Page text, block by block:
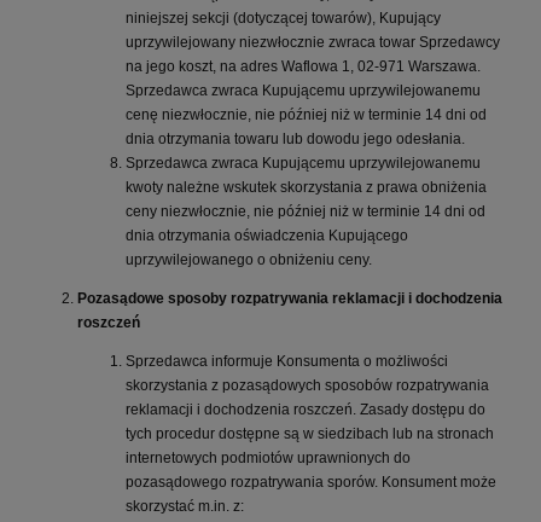
niniejszej sekcji (dotyczącej towarów), Kupujący
uprzywilejowany niezwłocznie zwraca towar Sprzedawcy
na jego koszt, na adres Waflowa 1, 02-971 Warszawa.
Sprzedawca zwraca Kupującemu uprzywilejowanemu
cenę niezwłocznie, nie później niż w terminie 14 dni od
dnia otrzymania towaru lub dowodu jego odesłania.
Sprzedawca zwraca Kupującemu uprzywilejowanemu
kwoty należne wskutek skorzystania z prawa obniżenia
ceny niezwłocznie, nie później niż w terminie 14 dni od
dnia otrzymania oświadczenia Kupującego
uprzywilejowanego o obniżeniu ceny.
Pozasądowe sposoby rozpatrywania reklamacji i dochodzenia
roszczeń
Sprzedawca informuje Konsumenta o możliwości
skorzystania z pozasądowych sposobów rozpatrywania
reklamacji i dochodzenia roszczeń. Zasady dostępu do
tych procedur dostępne są w siedzibach lub na stronach
internetowych podmiotów uprawnionych do
pozasądowego rozpatrywania sporów. Konsument może
skorzystać m.in. z: